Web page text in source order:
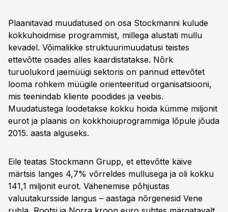
Plaanitavad muudatused on osa Stockmanni kulude
kokkuhoidmise programmist, millega alustati mullu
kevadel. Võimalikke struktuurimuudatusi teistes
ettevõtte osades alles kaardistatakse. Nõrk
turuolukord jaemüügi sektoris on pannud ettevõtet
looma rohkem müügile orienteeritud organisatsiooni,
mis teenindab kliente poodides ja veebis.
Muudatustega loodetakse kokku hoida kümme miljonit
eurot ja plaanis on kokkhoiuprogrammiga lõpule jõuda
2015. aasta alguseks.
Eile teatas Stockmann Grupp, et ettevõtte käive
märtsis langes 4,7% võrreldes mullusega ja oli kokku
141,1 miljonit eurot. Vähenemise põhjustas
valuutakursside langus – aastaga nõrgenesid Vene